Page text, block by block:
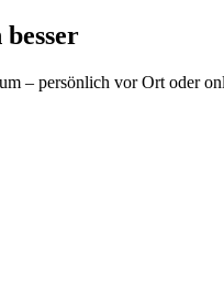
– persönlich vor Ort oder